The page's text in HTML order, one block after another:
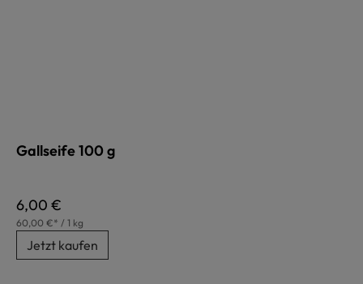
Gallseife 100 g
Regulärer Preis:
6,00 €
60,00 €* / 1 kg
Jetzt kaufen